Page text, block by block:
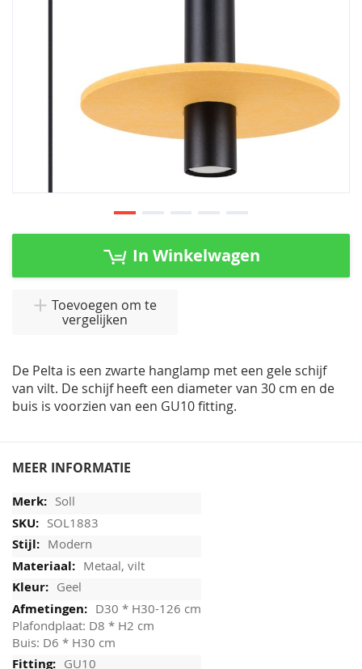
Ga
In Winkelwagen
Toevoegen om te
vergelijken
De Pelta is een zwarte hanglamp met een gele schijf
van vilt. De schijf heeft een diameter van 30 cm en de
buis is voorzien van een GU10 fitting.
MEER INFORMATIE
Soll
SOL1883
Modern
Metaal, vilt
Geel
D30 * H30-126 cm
Plafondplaat: D8 * H2 cm
Buis: D6 * H30 cm
GU10